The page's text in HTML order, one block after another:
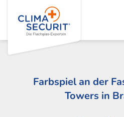
Farbspiel an der
Towers in